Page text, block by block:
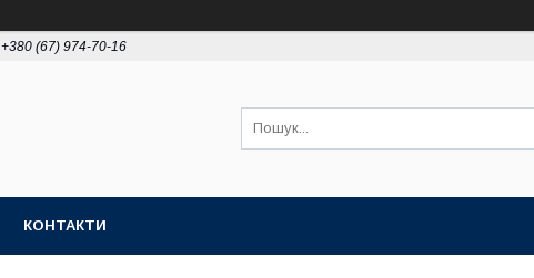
+380 (67) 974-70-16
КОНТАКТИ